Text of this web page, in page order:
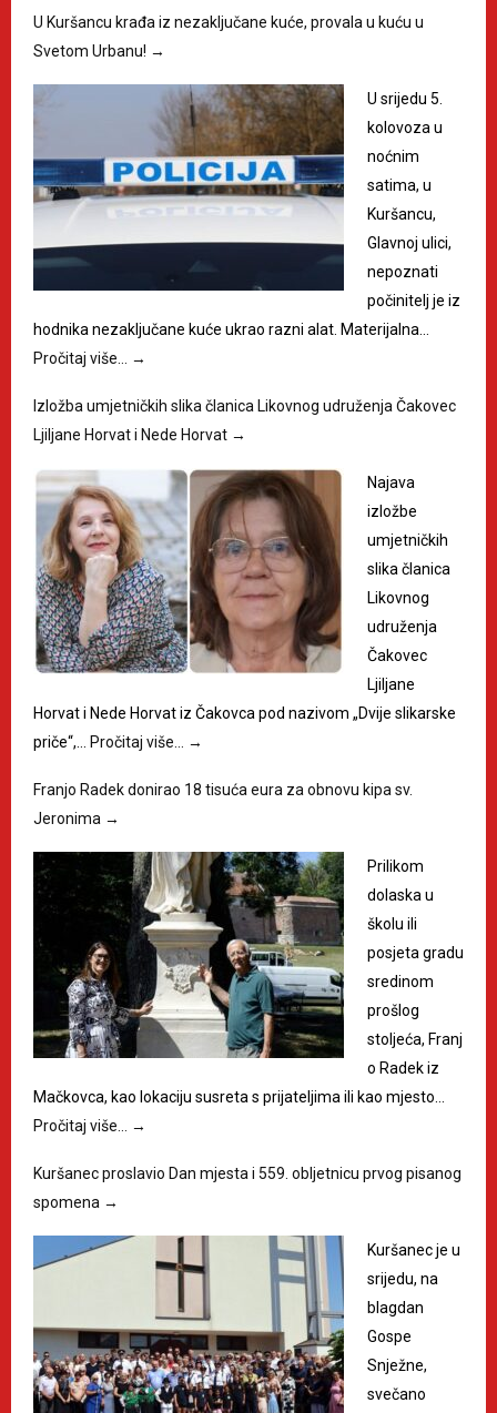
U Kuršancu krađa iz nezaključane kuće, provala u kuću u
Svetom Urbanu! →
U srijedu 5.
kolovoza u
noćnim
satima, u
Kuršancu,
Glavnoj ulici,
nepoznati
počinitelj je iz
hodnika nezaključane kuće ukrao razni alat. Materijalna…
Pročitaj više…
→
Izložba umjetničkih slika članica Likovnog udruženja Čakovec
Ljiljane Horvat i Nede Horvat →
Najava
izložbe
umjetničkih
slika članica
Likovnog
udruženja
Čakovec
Ljiljane
Horvat i Nede Horvat iz Čakovca pod nazivom „Dvije slikarske
priče“,…
Pročitaj više… →
Franjo Radek donirao 18 tisuća eura za obnovu kipa sv.
Jeronima →
Prilikom
dolaska u
školu ili
posjeta gradu
sredinom
prošlog
stoljeća, Franj
o Radek iz
Mačkovca, kao lokaciju susreta s prijateljima ili kao mjesto…
Pročitaj više…
→
Kuršanec proslavio Dan mjesta i 559. obljetnicu prvog pisanog
spomena →
Kuršanec je u
srijedu, na
blagdan
Gospe
Snježne,
svečano